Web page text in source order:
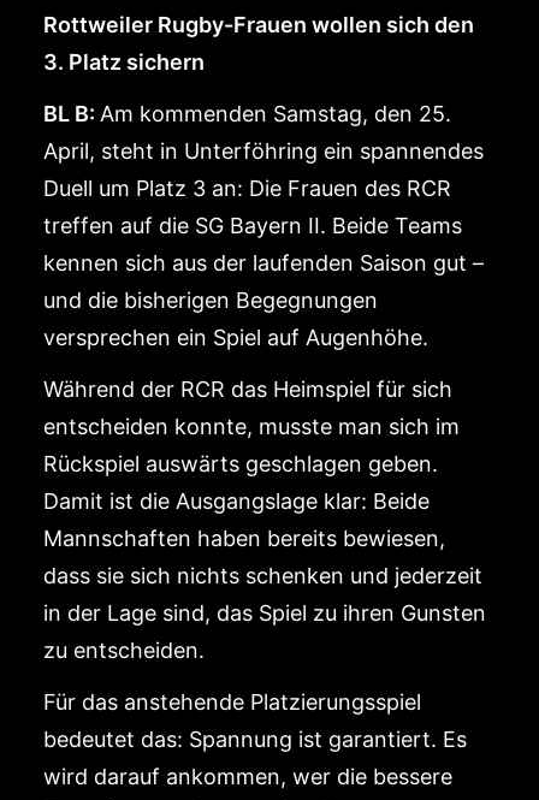
Rottweiler Rugby-Frauen wollen sich den
3. Platz sichern
BL B: Am kommenden Samstag, den 25.
April, steht in Unterföhring ein spannendes
Duell um Platz 3 an: Die Frauen des RCR
treffen auf die SG Bayern II. Beide Teams
kennen sich aus der laufenden Saison gut –
und die bisherigen Begegnungen
versprechen ein Spiel auf Augenhöhe.
Während der RCR das Heimspiel für sich
entscheiden konnte, musste man sich im
Rückspiel auswärts geschlagen geben.
Damit ist die Ausgangslage klar: Beide
Mannschaften haben bereits bewiesen,
dass sie sich nichts schenken und jederzeit
in der Lage sind, das Spiel zu ihren Gunsten
zu entscheiden.
Für das anstehende Platzierungsspiel
bedeutet das: Spannung ist garantiert. Es
wird darauf ankommen, wer die bessere